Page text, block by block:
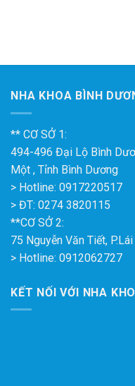
NHA KHOA BÌNH
** CƠ SỞ 1:
494-496 Đại Lộ Bình
Một , Tỉnh Bình Dương
> Hotline: 0917220517
> ĐT: 0274 3820115
**CƠ SỞ 2:
75 Nguyễn Văn Tiết,
> Hotline: 0912062727
KẾT NỐI VỚI NHA